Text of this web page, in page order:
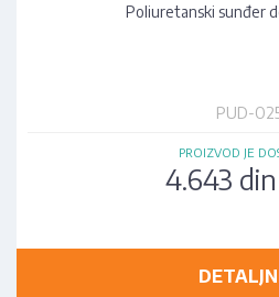
Poliuretanski sunđer
PUD-
PROIZVOD JE
4.643 din